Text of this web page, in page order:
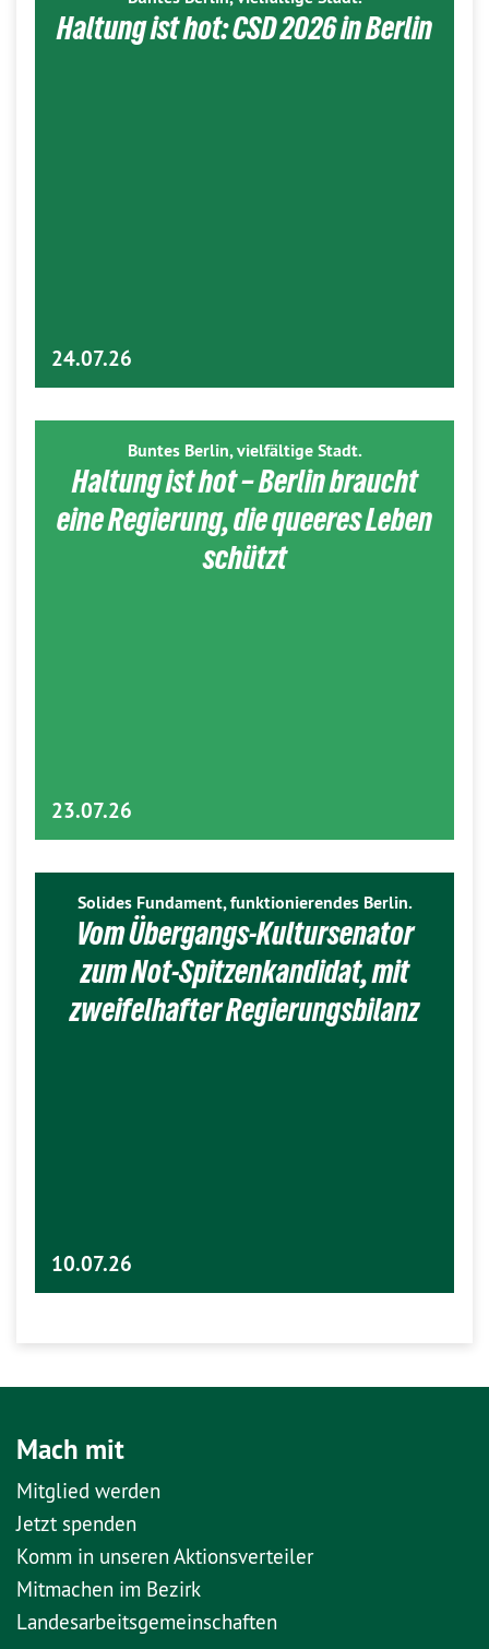
Haltung ist hot: CSD 2026 in Berlin
24.07.26
Buntes Berlin, vielfältige Stadt.
Haltung ist hot – Berlin braucht
eine Regierung, die queeres Leben
schützt
23.07.26
Solides Fundament, funktionierendes Berlin.
Vom Übergangs-Kultursenator
zum Not-Spitzenkandidat, mit
zweifelhafter Regierungsbilanz
10.07.26
Mach mit
Mitglied werden
Jetzt spenden
Komm in unseren Aktionsverteiler
Mitmachen im Bezirk
Landesarbeitsgemeinschaften